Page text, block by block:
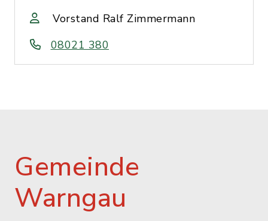
Vorstand Ralf Zimmermann
08021 380
Gemeinde
Warngau